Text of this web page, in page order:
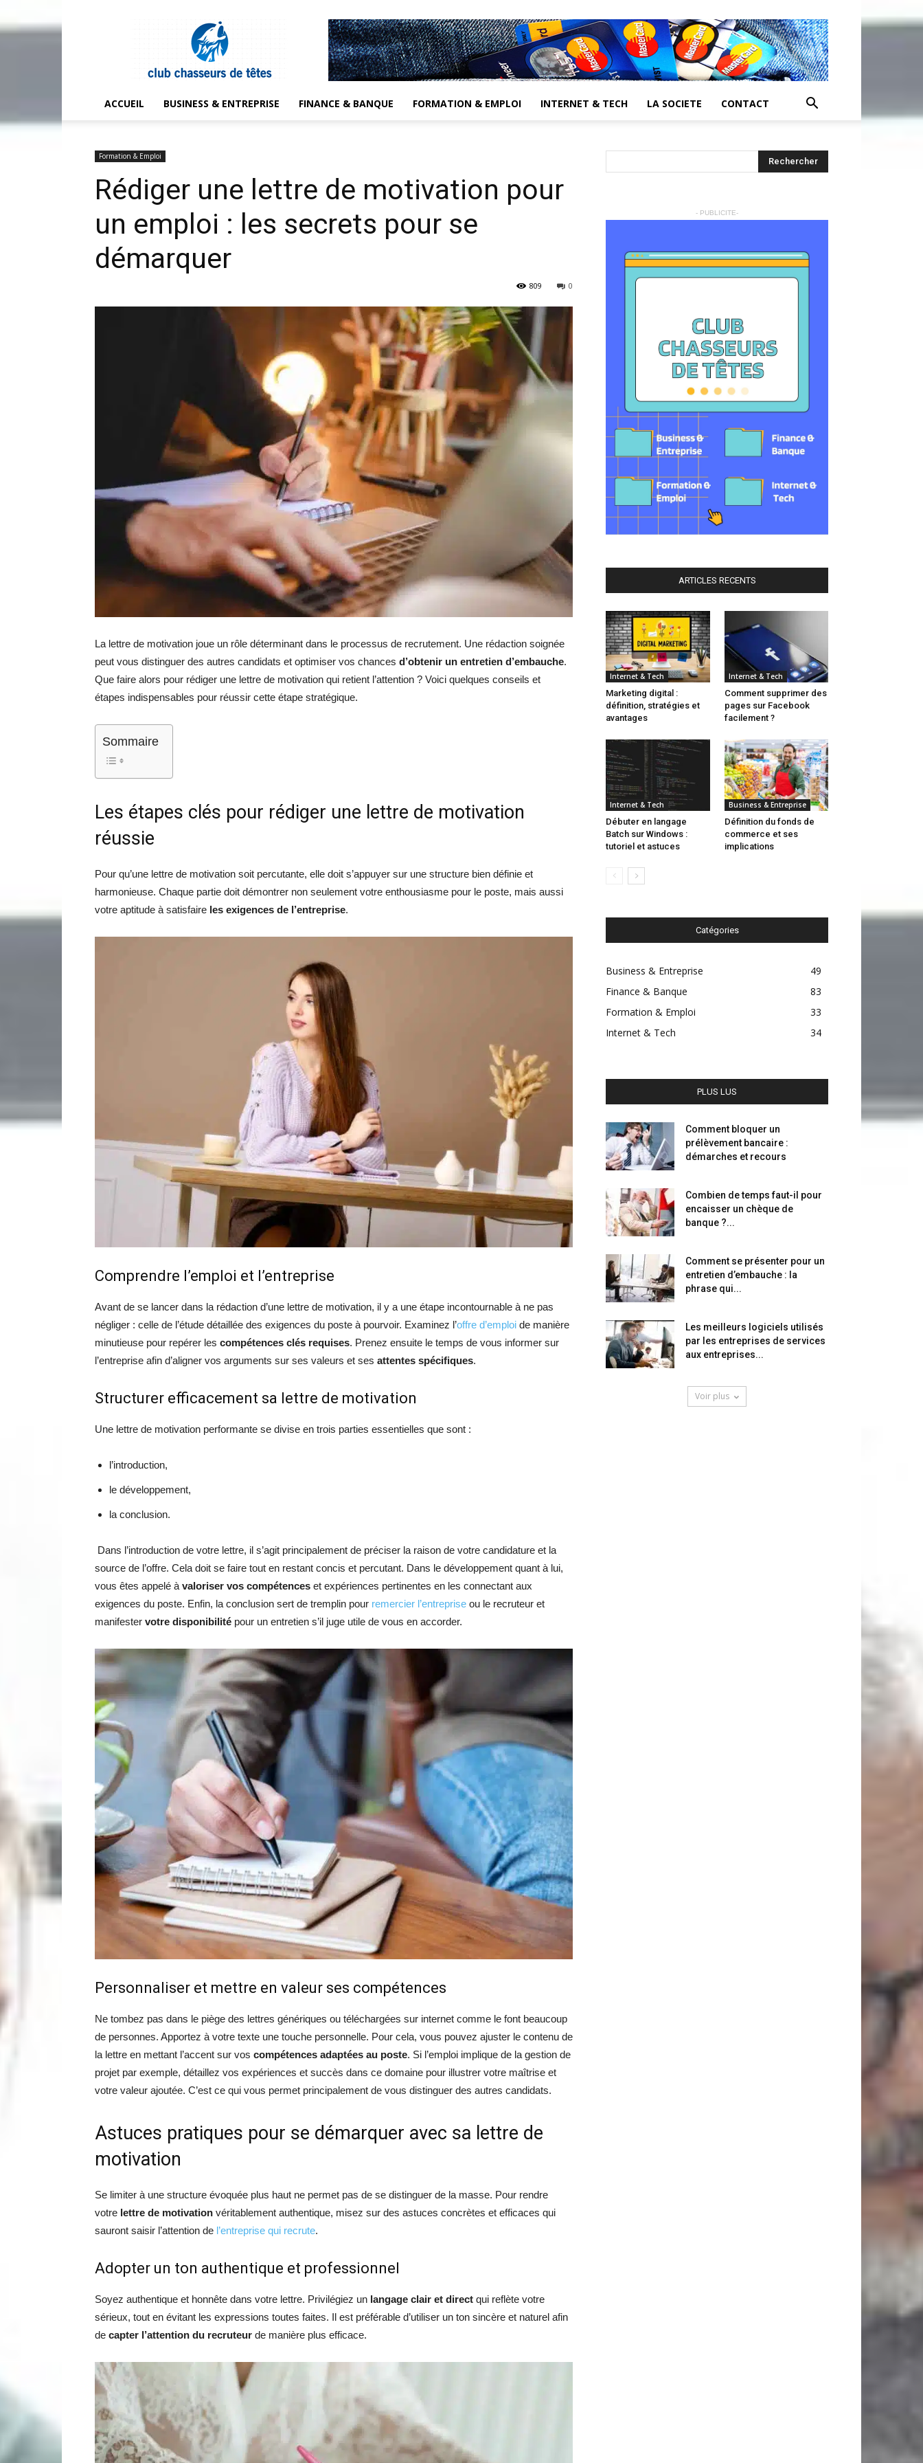
Club
chasseurs
de
têtes
ACCUEIL BUSINESS & ENTREPRISE FINANCE & BANQUE FORMATION & EMPLOI INTERNET & TECH LA SOCIETE CONTACT
Formation & Emploi
Rédiger une lettre de motivation pour
un emploi : les secrets pour se
démarquer
0
809
La lettre de motivation joue un rôle déterminant dans le processus de recrutement. Une rédaction soignée
peut vous distinguer des autres candidats et optimiser vos chances d’obtenir un entretien d’embauche.
Que faire alors pour rédiger une lettre de motivation qui retient l’attention ? Voici quelques conseils et
étapes indispensables pour réussir cette étape stratégique.
Sommaire
Les étapes clés pour rédiger une lettre de motivation
réussie
Pour qu’une lettre de motivation soit percutante, elle doit s’appuyer sur une structure bien définie et
harmonieuse. Chaque partie doit démontrer non seulement votre enthousiasme pour le poste, mais aussi
votre aptitude à satisfaire les exigences de l’entreprise.
Comprendre l’emploi et l’entreprise
Avant de se lancer dans la rédaction d’une lettre de motivation, il y a une étape incontournable à ne pas
négliger : celle de l’étude détaillée des exigences du poste à pourvoir. Examinez l’offre d’emploi de manière
minutieuse pour repérer les compétences clés requises. Prenez ensuite le temps de vous informer sur
l’entreprise afin d’aligner vos arguments sur ses valeurs et ses attentes spécifiques.
Structurer efficacement sa lettre de motivation
Une lettre de motivation performante se divise en trois parties essentielles que sont :
l’introduction,
le développement,
la conclusion.
Dans l’introduction de votre lettre, il s’agit principalement de préciser la raison de votre candidature et la
source de l’offre. Cela doit se faire tout en restant concis et percutant. Dans le développement quant à lui,
vous êtes appelé à valoriser vos compétences et expériences pertinentes en les connectant aux
exigences du poste. Enfin, la conclusion sert de tremplin pour remercier l’entreprise ou le recruteur et
manifester votre disponibilité pour un entretien s’il juge utile de vous en accorder.
Personnaliser et mettre en valeur ses compétences
Ne tombez pas dans le piège des lettres génériques ou téléchargées sur internet comme le font beaucoup
de personnes. Apportez à votre texte une touche personnelle. Pour cela, vous pouvez ajuster le contenu de
la lettre en mettant l’accent sur vos compétences adaptées au poste. Si l’emploi implique de la gestion de
projet par exemple, détaillez vos expériences et succès dans ce domaine pour illustrer votre maîtrise et
votre valeur ajoutée. C’est ce qui vous permet principalement de vous distinguer des autres candidats.
Astuces pratiques pour se démarquer avec sa lettre de
motivation
Se limiter à une structure évoquée plus haut ne permet pas de se distinguer de la masse. Pour rendre
votre lettre de motivation véritablement authentique, misez sur des astuces concrètes et efficaces qui
sauront saisir l’attention de l’entreprise qui recrute.
Adopter un ton authentique et professionnel
Soyez authentique et honnête dans votre lettre. Privilégiez un langage clair et direct qui reflète votre
sérieux, tout en évitant les expressions toutes faites. Il est préférable d’utiliser un ton sincère et naturel afin
de capter l’attention du recruteur de manière plus efficace.
- PUBLICITE-
ARTICLES RECENTS
Internet & Tech
Marketing digital :
définition, stratégies et
avantages
Internet & Tech
Comment supprimer des
pages sur Facebook
facilement ?
Internet & Tech
Débuter en langage
Batch sur Windows :
tutoriel et astuces
Business & Entreprise
Définition du fonds de
commerce et ses
implications
Catégories
Business & Entreprise
49
Finance & Banque
83
Formation & Emploi
33
Internet & Tech
34
PLUS LUS
Comment bloquer un
prélèvement bancaire :
démarches et recours
Combien de temps faut-il pour
encaisser un chèque de
banque ?...
Comment se présenter pour un
entretien d’embauche : la
phrase qui...
Les meilleurs logiciels utilisés
par les entreprises de services
aux entreprises...
Voir plus